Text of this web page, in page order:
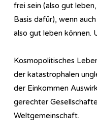
frei sein (also gut
Basis dafür), wenn
also gut leben können.
Kosmopolitisches
der katastrophalen
der Einkommen
gerechter
Weltgemeinschaft.